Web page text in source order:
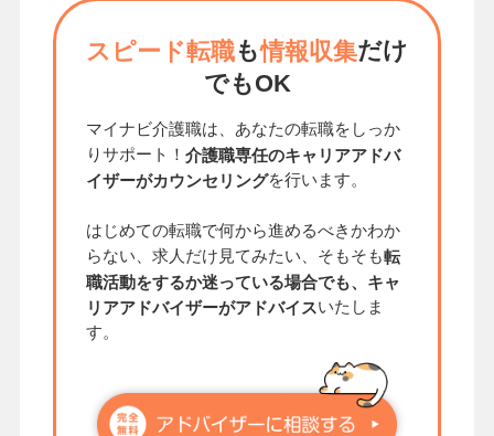
スピード転職も情報収集だけ
でもOK
マイナビ介護職は、あなたの転職をしっか
りサポート！ 介護職専任のキャリアアドバ
イザーがカウンセリングを行います。
はじめての転職で何から進めるべきかわか
らない、求人だけ見てみたい、そもそも転
職活動をするか迷っている場合でも、キャ
リアアドバイザーがアドバイスいたしま
す。